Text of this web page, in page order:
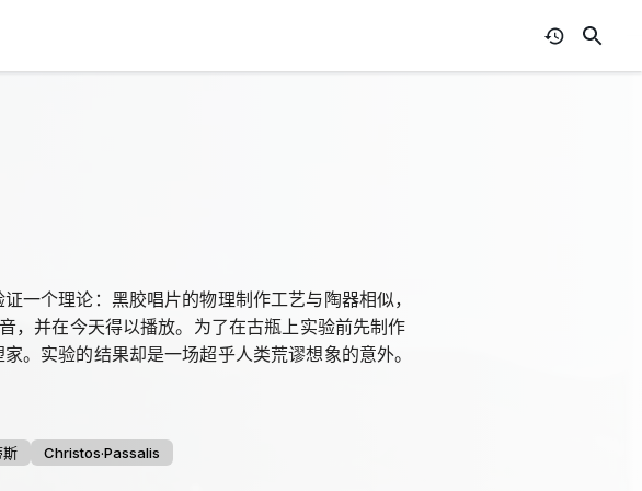
一个理论：黑胶唱片的物理制作工艺与陶器相似，
，并在今天得以播放。为了在古瓶上实验前先制作
实验的结果却是一场超乎人类荒谬想象的意外。
斯 Christos·Passalis